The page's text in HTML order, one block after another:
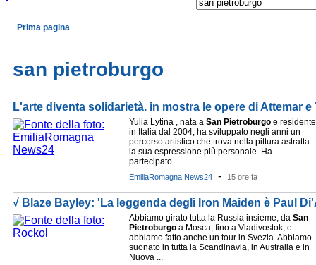
Prima pagina
san pietroburgo
L'arte diventa solidarietà. in mostra le opere di Attemar e
Yulia Lytina , nata a San Pietroburgo e residente
in Italia dal 2004, ha sviluppato negli anni un
percorso artistico che trova nella pittura astratta
la sua espressione più personale. Ha
partecipato ...
EmiliaRomagna News24 - 15 ore fa
√ Blaze Bayley: 'La leggenda degli Iron Maiden è Paul
Abbiamo girato tutta la Russia insieme, da San
Pietroburgo a Mosca, fino a Vladivostok, e
abbiamo fatto anche un tour in Svezia. Abbiamo
suonato in tutta la Scandinavia, in Australia e in
Nuova ...